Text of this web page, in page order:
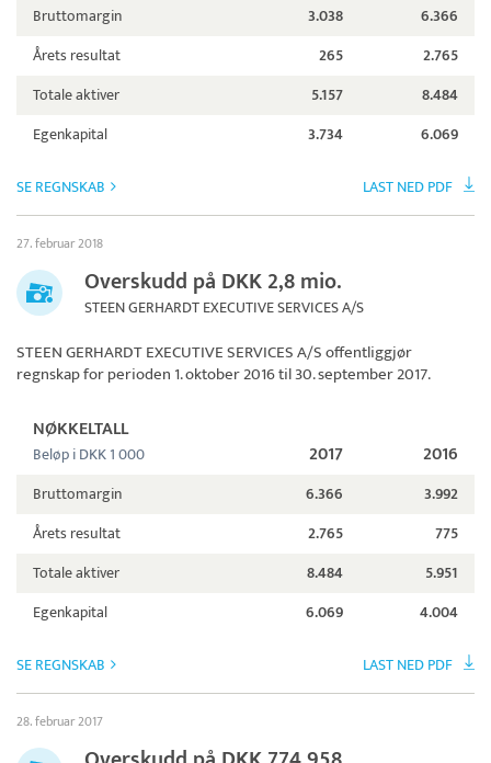
Bruttomargin 3.038
6.366
Årets resultat
265
2.765
Totale aktiver
5.157
8.484
Egenkapital
3.734 6.069
SE REGNSKAB LAST NED PDF
27. februar 2018
Overskudd på DKK 2,8 mio.
STEEN GERHARDT EXECUTIVE SERVICES A/S
STEEN GERHARDT EXECUTIVE SERVICES A/Soffentliggjør
regnskap for perioden 1. oktober 2016 til 30. september 2017.
NØKKELTALL
Beløp i DKK 1 000 2017 2016
Bruttomargin 6.366
3.992
Årets resultat
2.765
775
Totale aktiver
8.484
5.951
Egenkapital
6.069 4.004
SE REGNSKAB LAST NED PDF
28. februar 2017